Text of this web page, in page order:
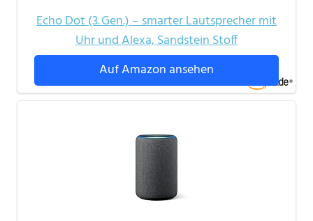
Echo Dot (3. Gen.) – smarter Lautsprecher mit
Uhr und Alexa, Sandstein Stoff
Auf Amazon ansehen